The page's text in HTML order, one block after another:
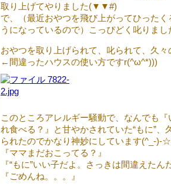
取り上げてやりました(▼▼#)
で、（最近おやつを飛び上がってひった
うになっているので）こっぴどく叱りまし
おやつを取り上げられて、叱られて、久々
←間違ったハウスの使い方ですr(^ω^*)))
このところアレルギー騒動で、なんでも
れ食べる？』と甘やかされていた“もに”、
られたのでかなり神妙にしています(^_-)-☆
『ママまだおこってる？』
『“もに”いい子だよ。さっきは間違えたん
『ごめんね。。。』